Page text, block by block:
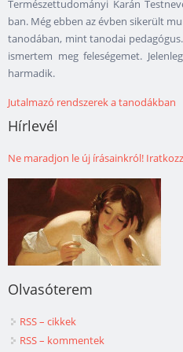
Természettudományi Karán
ban. Még ebben az évben sikerült
tanodában, mint tanodai
ismertem meg feleségemet.
harmadik.
Jutalmazó rendszerek a tanodákban
Hírlevél
Ne maradjon le új írásainkról!
Olvasóterem
RSS – cikkek
RSS – kommentek